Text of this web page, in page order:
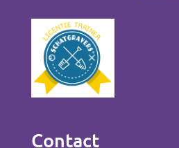
Contact